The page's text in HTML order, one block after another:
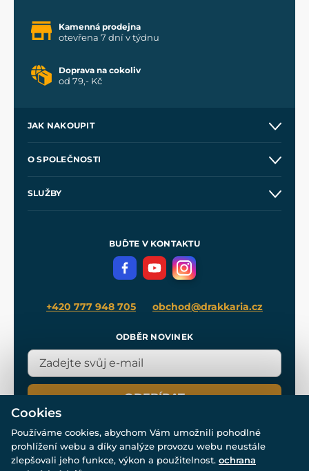
Kamenná prodejna
otevřena 7 dní v týdnu
Doprava na cokoliv
od 79,- Kč
JAK NAKOUPIT
Velkoobchod
O SPOLEČNOSTI
SLUŽBY
Meče pro Kingdom Come
BUĎTE V KONTAKTU
+420 777 948 705 obchod@drakkaria.cz
ODBĚR NOVINEK
ODEBÍRAT
Cookies
Používáme cookies, abychom Vám umožnili pohodlné
prohlížení webu a díky analýze provozu webu neustále
zlepšovali jeho funkce, výkon a použitelnost. ochrana